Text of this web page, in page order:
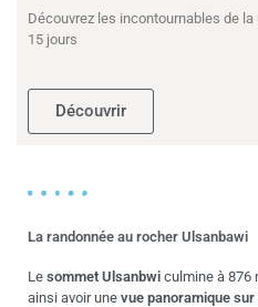
Découvrez les incontournables de
15 jours
Découvrir
La randonnée au rocher Ulsanbawi
Le sommet Ulsanbwi culmine à 876
ainsi avoir une vue panoramique sur